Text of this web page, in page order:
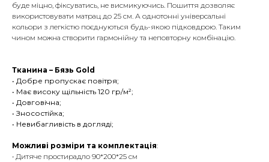
буде міцно, фіксуватись, не висмикуючись. Пошиття дозволяє
використовувати матрац до 25 см. А однотонні універсальні
кольори з легкістю поєднуються будь-якою підковдрою. Таким
чином можна створити гармонійну та неповторну комбінацію.
Тканина – Бязь Gold
• Добре пропускає повітря;
• Має високу щільність 120 гр/м²;
• Довговічна;
• Зносостійка;
• Невибагливість в догляді;
Можливі розміри та комплектація:
• Дитяче простирадло 90*200*25 см